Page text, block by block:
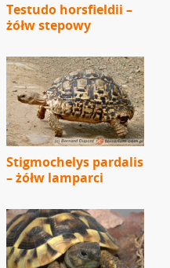
Testudo horsfieldii –
żółw stepowy
Stigmochelys pardalis
– żółw lamparci